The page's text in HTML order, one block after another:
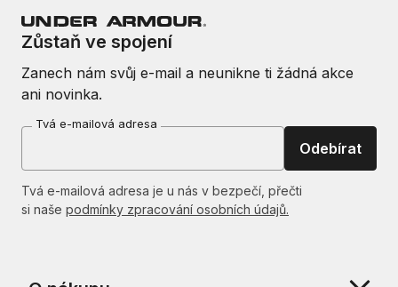
Zůstaň ve spojení
Zanech nám svůj e-mail a neunikne ti žádná akce
ani novinka.
Tvá e-mailová adresa
Odebírat
Tvá e-mailová adresa je u nás v bezpečí, přečti
si naše podmínky zpracování osobních údajů.